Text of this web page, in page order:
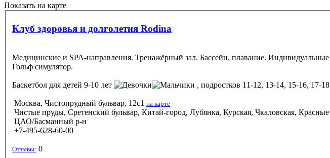
Показать на карте
Клуб здоровья и долголетия Rodina
Медицинские и SPA-направления. Тренажёрный зал. Бассейн, плавание. Индивидуальные
Гольф симулятор.
Баскетбол для детей 9-10 лет , подростков 11-12, 13-14, 15-16, 17-
Москва, Чистопрудный бульвар, 12с1 на карте
Чистые пруды, Сретенский бульвар, Китай-город, Лубянка, Курская, Чкаловская, Красные
ЦАО/Басманный р-н
+7-495-628-60-00
Отзывы: 0